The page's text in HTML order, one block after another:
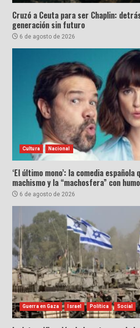
Cruzó a Ceuta para ser Chaplin:
generación sin futuro
6 de agosto de 2026
Cultura Nacional
‘El último mono’: la comedia española
machismo y la “machosfera” con
6 de agosto de 2026
Guerra en Gaza Israel Política Social